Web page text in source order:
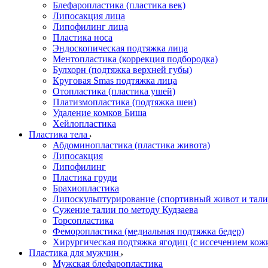
Блефаропластика (пластика век)
Липосакция лица
Липофилинг лица
Пластика носа
Эндоскопическая подтяжка лица
Ментопластика (коррекция подбородка)
Булхорн (подтяжка верхней губы)
Круговая Smas подтяжка лица
Отопластика (пластика ушей)
Платизмопластика (подтяжка шеи)
Удаление комков Биша
Хейлопластика
Пластика тела
Абдоминопластика (пластика живота)
Липосакция
Липофилинг
Пластика груди
Брахиопластика
Липоскульптурирование (спортивный живот и
Сужение талии по методу Кудзаева
Торсопластика
Феморопластика (медиальная подтяжка бедер)
Хирургическая подтяжка ягодиц (с иссечением
Пластика для мужчин
Мужская блефаропластика